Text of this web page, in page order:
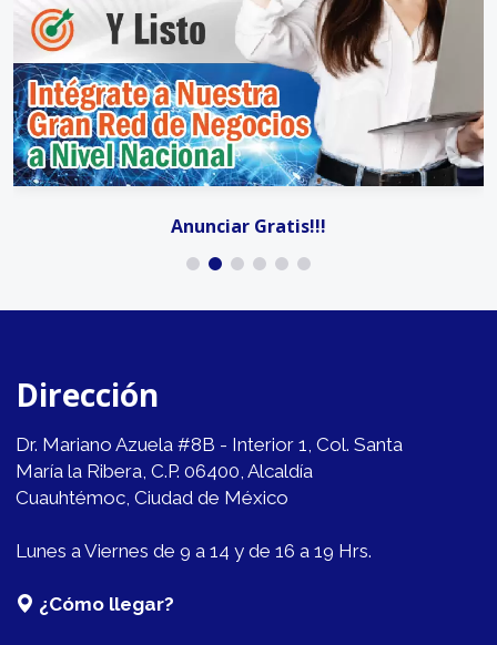
Anunciar Gratis!!!
Dirección
Dr. Mariano Azuela #8B - Interior 1, Col. Santa
María la Ribera, C.P. 06400, Alcaldía
Cuauhtémoc, Ciudad de México
Lunes a Viernes de 9 a 14 y de 16 a 19 Hrs.
¿Cómo llegar?